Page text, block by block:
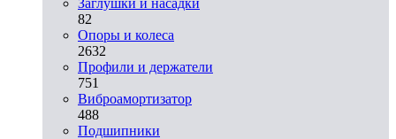
82
Опоры и колеса
2632
Профили и держатели
751
Виброамортизатор
488
Подшипники